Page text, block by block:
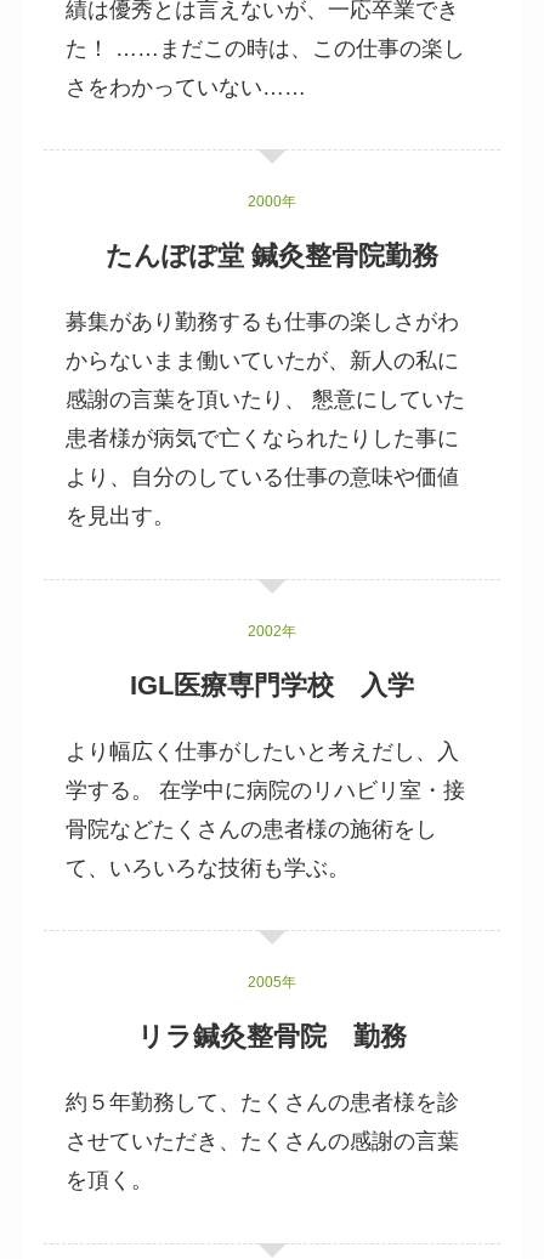
績は優秀とは言えないが、一応卒業でき
た！ ……まだこの時は、この仕事の楽し
さをわかっていない……
2000年
たんぽぽ堂 鍼灸整骨院勤務
募集があり勤務するも仕事の楽しさがわ
からないまま働いていたが、新人の私に
感謝の言葉を頂いたり、 懇意にしていた
患者様が病気で亡くなられたりした事に
より、自分のしている仕事の意味や価値
を見出す。
2002年
IGL医療専門学校 入学
より幅広く仕事がしたいと考えだし、入
学する。 在学中に病院のリハビリ室・接
骨院などたくさんの患者様の施術をし
て、いろいろな技術も学ぶ。
2005年
リラ鍼灸整骨院 勤務
約５年勤務して、たくさんの患者様を診
させていただき、たくさんの感謝の言葉
を頂く。